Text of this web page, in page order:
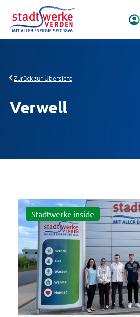
Zurück zur Übersicht
Verwell
Stadtwerke inside